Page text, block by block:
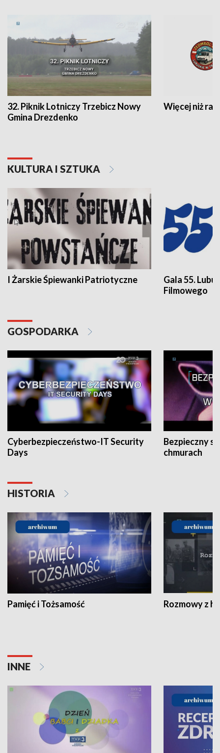
32. Piknik Lotniczy Trzebicz Nowy
Gmina Drezdenko
Więcej niż rajd
KULTURA I SZTUKA
I Żarskie Śpiewanki Patriotyczne
Gala 55.
Filmowego
GOSPODARKA
Cyberbezpieczeństwo-IT Security
Days
Bezpieczny
chmurach
HISTORIA
Pamięć i Tożsamość Rozmowy z
INNE